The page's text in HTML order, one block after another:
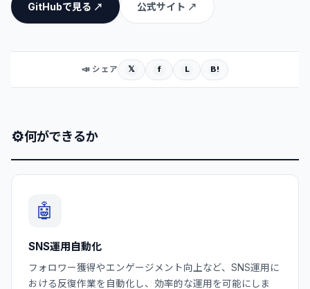
GitHubで見る ↗ 公式サイト ↗
📣 シェア 𝕏 f L B!
⚙何ができるか
🤖
SNS運用自動化
フォロワー獲得やエンゲージメント向上など、SNS運用に
おける反復作業を自動化し、効率的な運用を可能にしま